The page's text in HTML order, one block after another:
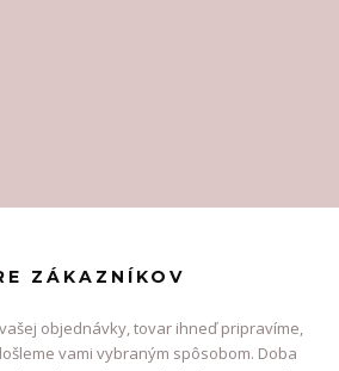
ZÁKAZNÍKOV
objednávky, tovar ihneď pripravíme,
vami vybraným spôsobom. Doba